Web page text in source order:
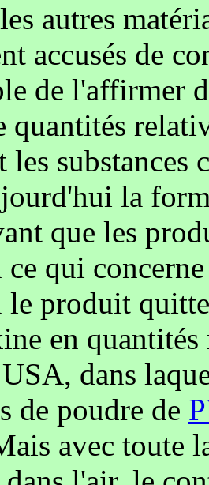
autres
accusés de
de l'affirmer
quantités
les
la
que les
ce qui
le produit
en
dans
de poudre de
avec toute